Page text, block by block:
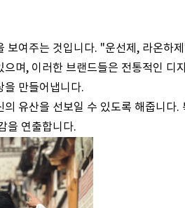
보여주는 것입니다. "운선제, 라온하
며, 이러한 브랜드들은 전통적인 디
을 만들어냅니다.
유산을 선보일 수 있도록 해줍니다.
을 연출합니다.